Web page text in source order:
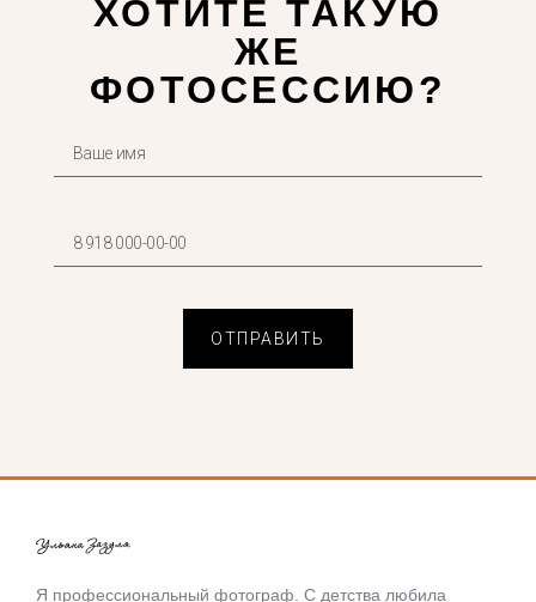
ХОТИТЕ ТАКУЮ
ЖЕ
ФОТОСЕССИЮ?
ОТПРАВИТЬ
Я профессиональный фотограф. С детства любила